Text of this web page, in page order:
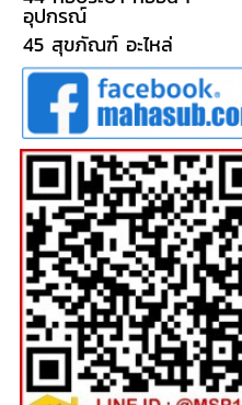
อุปกรณ์
45 สุขภัณฑ์ อะไหล่